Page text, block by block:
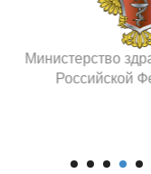
Министерство
Российской